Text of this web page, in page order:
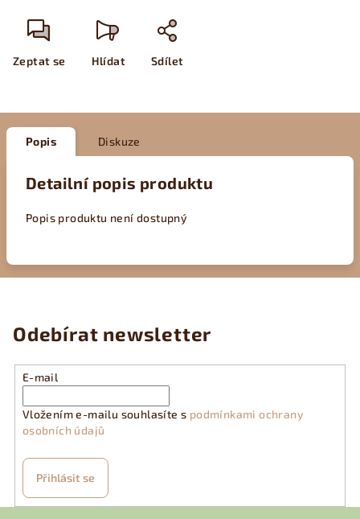
Zeptat se Hlídat Sdílet
Popis Diskuze
Detailní popis produktu
Popis produktu není dostupný
Odebírat newsletter
E-mail
Vložením e-mailu souhlasíte s podmínkami ochrany
osobních údajů
Přihlásit se